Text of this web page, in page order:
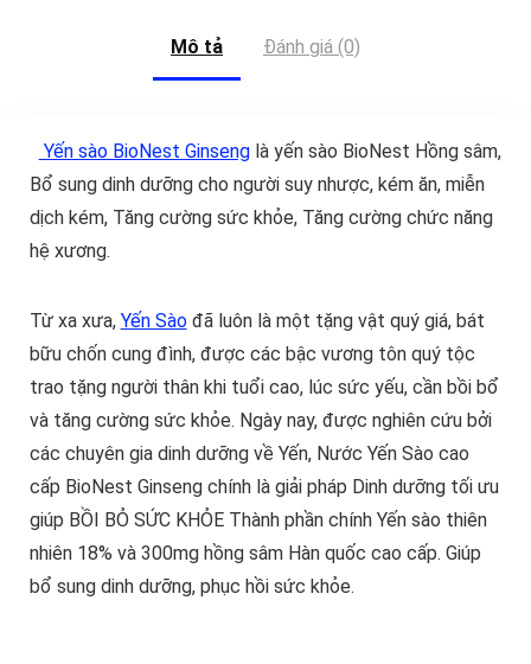
Mô tả Đánh giá (0)
Yến sào BioNest Ginsenglà yến sào BioNest Hồng sâm,
Bổ sung dinh dưỡng cho người suy nhược, kém ăn, miễn
dịch kém, Tăng cường sức khỏe, Tăng cường chức năng
hệ xương.
Từ xa xưa, Yến Sàođã luôn là một tặng vật quý giá, bát
bữu chốn cung đình, được các bậc vương tôn quý tộc
trao tặng người thân khi tuổi cao, lúc sức yếu, cần bồi bổ
và tăng cường sức khỏe. Ngày nay, được nghiên cứu bởi
các chuyên gia dinh dưỡng về Yến, Nước Yến Sào cao
cấp BioNest Ginseng chính là giải pháp Dinh dưỡng tối ưu
giúp BỒI BỎ SỨC KHỎE Thành phần chính Yến sào thiên
nhiên 18% và 300mg hồng sâm Hàn quốc cao cấp. Giúp
bổ sung dinh dưỡng, phục hồi sức khỏe.